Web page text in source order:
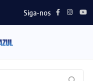
Siga-nos